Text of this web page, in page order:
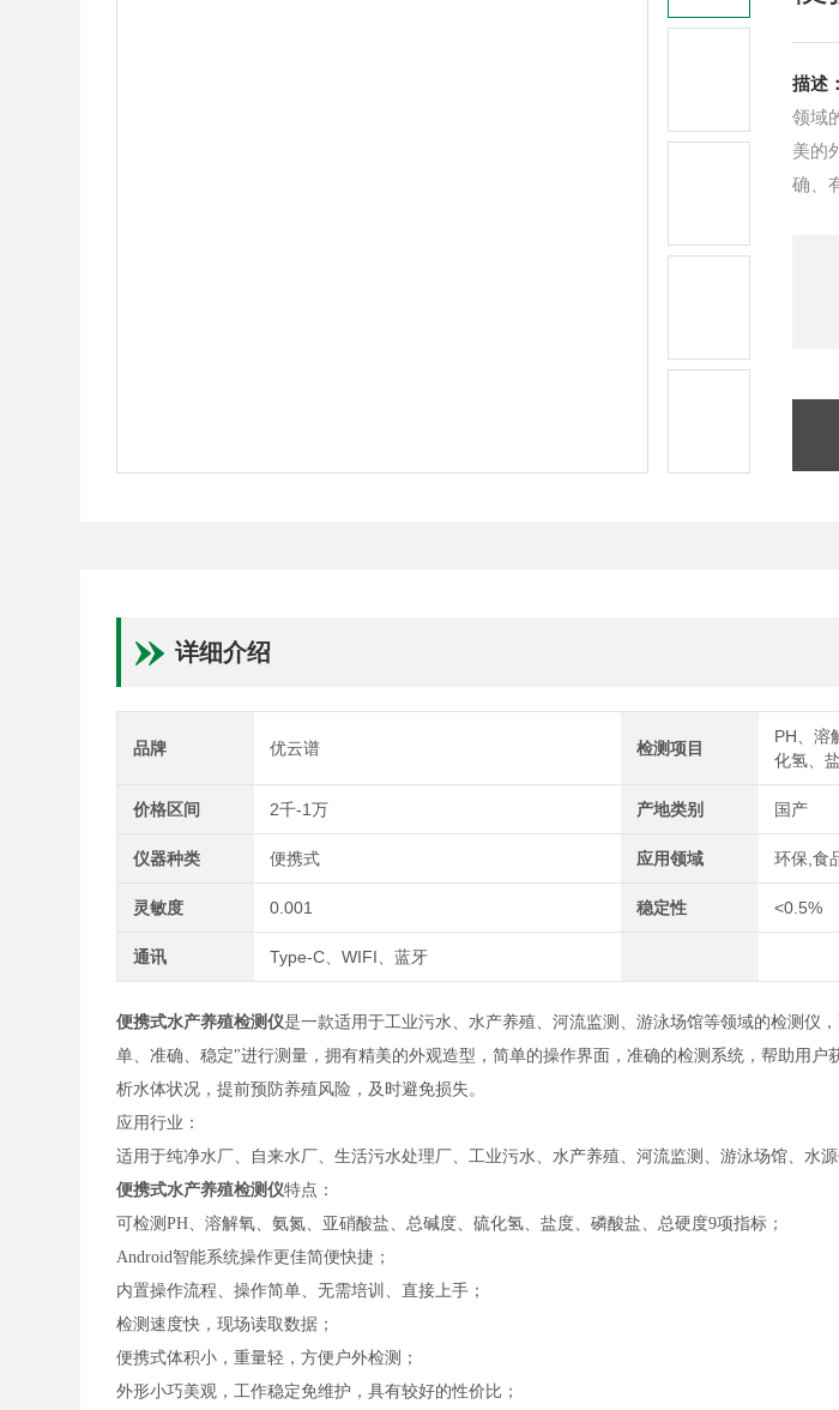
描述：
领域
美的
确、
详细介绍
品牌 优云谱 检测项目
PH、溶
化氢、
价格区间 2千-1万 产地类别 国产
仪器种类 便携式 应用领域 环保,食
灵敏度 0.001 稳定性 <0.5%
通讯 Type-C、WIFI、蓝牙
便携式水产养殖检测仪是一款适用于工业污水、水产养殖、河流监测、游泳场馆等领域的检测仪
单、准确、稳定"进行测量，拥有精美的外观造型，简单的操作界面，准确的检测系统，帮助用户
析水体状况，提前预防养殖风险，及时避免损失。
应用行业：
适用于纯净水厂、自来水厂、生活污水处理厂、工业污水、水产养殖、河流监测、游泳场馆、水
便携式水产养殖检测仪特点：
可检测PH、溶解氧、氨氮、亚硝酸盐、总碱度、硫化氢、盐度、磷酸盐、总硬度9项指标；
Android智能系统操作更佳简便快捷；
内置操作流程、操作简单、无需培训、直接上手；
检测速度快，现场读取数据；
便携式体积小，重量轻，方便户外检测；
外形小巧美观，工作稳定免维护，具有较好的性价比；